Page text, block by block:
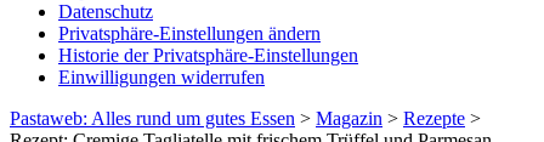
Datenschutz
Privatsphäre-Einstellungen ändern
Historie der Privatsphäre-Einstellungen
Einwilligungen widerrufen
Pastaweb: Alles rund um gutes Essen > Magazin > Rezepte >